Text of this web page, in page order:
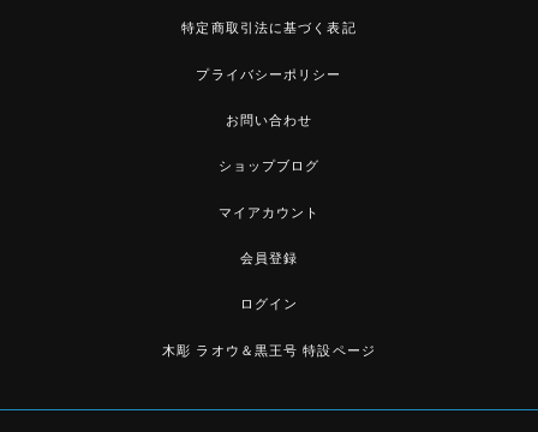
特定商取引法に基づく表記
プライバシーポリシー
お問い合わせ
ショップブログ
マイアカウント
会員登録
ログイン
木彫 ラオウ＆黒王号 特設ページ